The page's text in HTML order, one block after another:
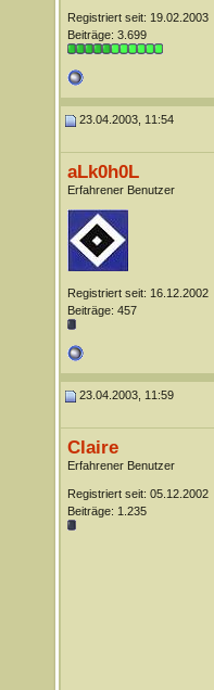
Registriert seit: 19.02.2003
Beiträge: 3.699
23.04.2003, 11:54
aLk0h0L
Erfahrener Benutzer
Registriert seit: 16.12.2002
Beiträge: 457
23.04.2003, 11:59
Claire
Erfahrener Benutzer
Registriert seit: 05.12.2002
Beiträge: 1.235